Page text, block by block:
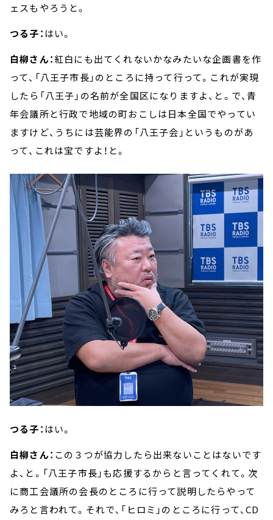
ェスもやろうと。
つる子： はい。
白柳さん：紅白にも出てくれないかなみたいな企画書を作
って、「八王子市長」のところに持って行って。これが実現
したら「八王子」の名前が全国区になりますよ、と。で、青
年会議所と行政で地域の町おこしは日本全国でやってい
ますけど、うちには芸能界の「八王子会」というものがあ
って、これは宝ですよ！と。
つる子： はい。
白柳さん： この３つが協力したら出来ないことはないです
よ、と。「八王子市長」も応援するからと言ってくれて。次
に商工会議所の会長のところに行って説明したらやって
みろと言われて。それで、「ヒロミ」のところに行って、CD